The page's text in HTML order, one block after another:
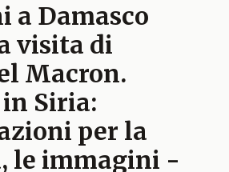
a Damasco
visita di
Macron.
Siria:
per la
le immagini -